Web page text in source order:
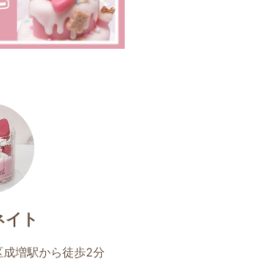
イト
増駅から徒歩2分